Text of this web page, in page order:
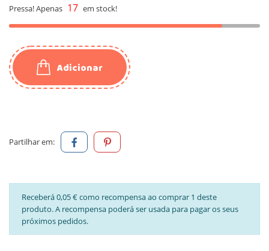
Pressa! Apenas 17 em stock!
Adicionar
Partilhar em:
Receberá 0,05 € como recompensa ao comprar 1 deste
produto. A recompensa poderá ser usada para pagar os seus
próximos pedidos.